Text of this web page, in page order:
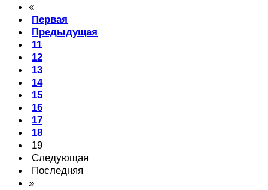
«
Первая
Предыдущая
11
12
13
14
15
16
17
18
19
Следующая
Последняя
»